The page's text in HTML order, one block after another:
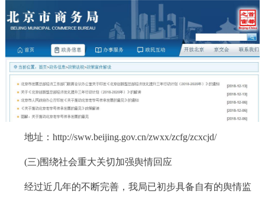
地址：http://sww.beijing.gov.cn/zwxx/zcfg/zcxcjd/
(三)围绕社会重大关切加强舆情回应
经过近几年的不断完善，我局已初步具备自有的舆情监